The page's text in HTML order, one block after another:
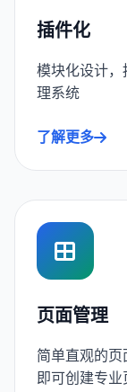
插件化
模块化设计
理系统
了解更多
页面管理
简单直观的
即可创建专业